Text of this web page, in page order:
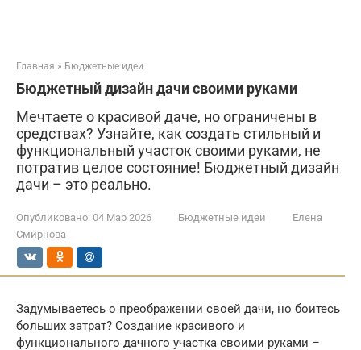
Главная » Бюджетные идеи
Бюджетный дизайн дачи своими руками
Мечтаете о красивой даче, но ограничены в
средствах? Узнайте, как создать стильный и
функциональный участок своими руками, не
потратив целое состояние! Бюджетный дизайн
дачи – это реально.
Опубликовано: 04 Мар 2026 Бюджетные идеи
Елена
Смирнова
Задумываетесь о преображении своей дачи, но боитесь
больших затрат? Создание красивого и
функционального дачного участка своими руками –